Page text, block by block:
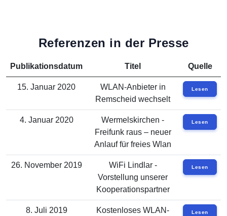
Referenzen in der Presse
Publikationsdatum Titel Quelle
15. Januar 2020
WLAN-Anbieter in
Remscheid wechselt
Lesen
4. Januar 2020
Wermelskirchen -
Freifunk raus – neuer
Anlauf für freies Wlan
Lesen
26. November 2019
WiFi Lindlar -
Vorstellung unserer
Kooperationspartner
Lesen
8. Juli 2019
Kostenloses WLAN-
Lesen